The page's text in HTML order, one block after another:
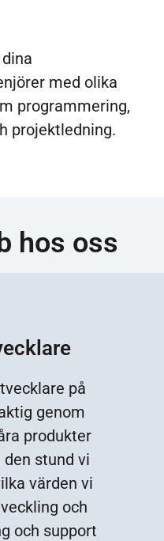
med olika
programmering,
projektledning.
hos oss
på
genom
produkter
stund vi
värden vi
och
och support